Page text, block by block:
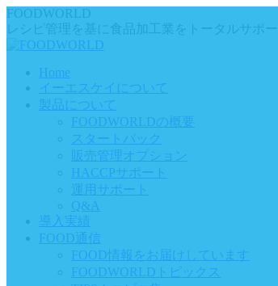
Skip
to
content
FOODWORLD
レシピ管理を基に食品加工業をトータルサポー
Home
イーエスケイについて
製品について
FOODWORLDの概要
スタートパック
販売管理オプション
HACCPサポート
運用サポート
Q&A
導入実績
FOOD通信
FOOD情報をお届けしています
FOODWORLDトピックス